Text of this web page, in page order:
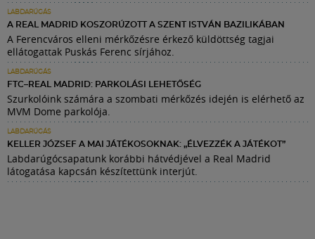
LABDARÚGÁS
A REAL MADRID KOSZORÚZOTT A SZENT ISTVÁN BAZILIKÁBAN
A Ferencváros elleni mérkőzésre érkező küldöttség tagjai
ellátogattak Puskás Ferenc sírjához.
LABDARÚGÁS
FTC–REAL MADRID: PARKOLÁSI LEHETŐSÉG
Szurkolóink számára a szombati mérkőzés idején is elérhető az
MVM Dome parkolója.
LABDARÚGÁS
KELLER JÓZSEF A MAI JÁTÉKOSOKNAK: „ÉLVEZZÉK A JÁTÉKOT”
Labdarúgócsapatunk korábbi hátvédjével a Real Madrid
látogatása kapcsán készítettünk interjút.